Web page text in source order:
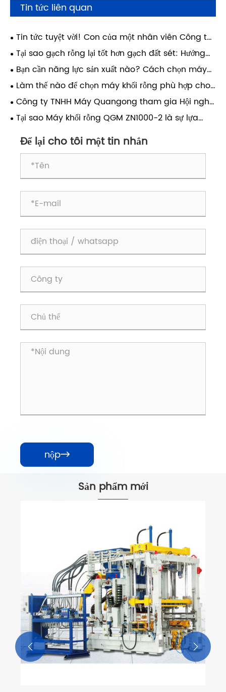
Tin tức liên quan
Tin tức tuyệt vời! Con của một nhân viên Công ty
TNHH Quangong Machinery đã đạt được thành
công trong học tập và thực hiện được ước mơ được
theo học tại Đại học Giao thông Tây An.
Tại sao gạch rỗng lại tốt hơn gạch đất sét: Hướng
dẫn xây dựng hiện đại
Bạn cần năng lực sản xuất nào? Cách chọn máy
ép gạch phù hợp cho nhà máy của bạn
Làm thế nào để chọn máy khối rỗng phù hợp cho
nhà máy của bạn?
Công ty TNHH Máy Quangong tham gia Hội nghị
trao đổi kỹ thuật về tận dụng toàn diện chất thải rắn
làm từ than lần thứ 4
Tại sao Máy khối rỗng QGM ZN1000-2 là sự lựa
Để lại cho tôi một tin nhắn
nộp
Sản phẩm mới
 